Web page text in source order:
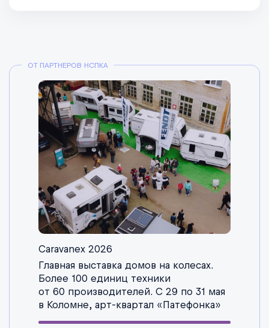
ОТ ПАРТНЕРОВ НСПКА
Caravanex 2026
Главная выставка домов на колесах.
Более 100 единиц техники
от 60 производителей. С 29 по 31 мая
в Коломне, арт-квартал «Патефонка»